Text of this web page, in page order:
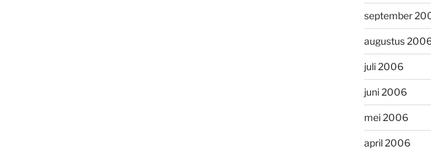
september
augustus
juli 2006
juni 2006
mei 2006
april 2006